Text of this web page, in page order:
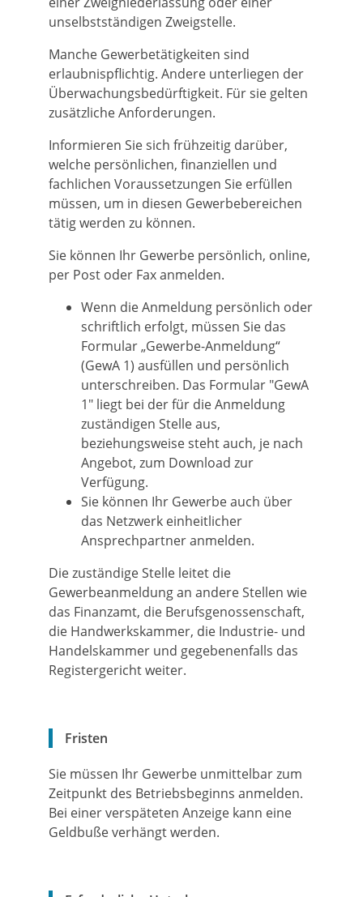
unselbstständigen Zweigstelle.
Manche Gewerbetätigkeiten sind
erlaubnispflichtig. Andere unterliegen der
Überwachungsbedürftigkeit. Für sie gelten
zusätzliche Anforderungen.
Informieren Sie sich frühzeitig darüber,
welche persönlichen, finanziellen und
fachlichen Voraussetzungen Sie erfüllen
müssen, um in diesen Gewerbebereichen
tätig werden zu können.
Sie können Ihr Gewerbe persönlich, online,
per Post oder Fax anmelden.
Wenn die Anmeldung persönlich oder
schriftlich erfolgt, müssen Sie das
Formular „Gewerbe-Anmeldung“
(GewA 1) ausfüllen und persönlich
unterschreiben. Das Formular "GewA
1" liegt bei der für die Anmeldung
zuständigen Stelle aus,
beziehungsweise steht auch, je nach
Angebot, zum Download zur
Verfügung.
Sie können Ihr Gewerbe auch über
das Netzwerk einheitlicher
Ansprechpartner anmelden.
Die zuständige Stelle leitet die
Gewerbeanmeldung an andere Stellen wie
das Finanzamt, die Berufsgenossenschaft,
die Handwerkskammer, die Industrie- und
Handelskammer und gegebenenfalls das
Registergericht weiter.
Fristen
Sie müssen Ihr Gewerbe unmittelbar zum
Zeitpunkt des Betriebsbeginns anmelden.
Bei einer verspäteten Anzeige kann eine
Geldbuße verhängt werden.